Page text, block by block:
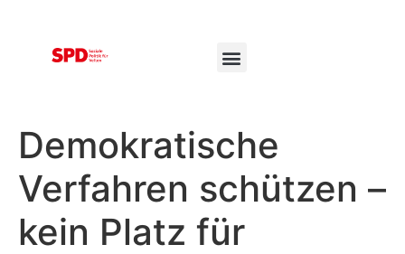
Demokratische
Verfahren schützen –
kein Platz für